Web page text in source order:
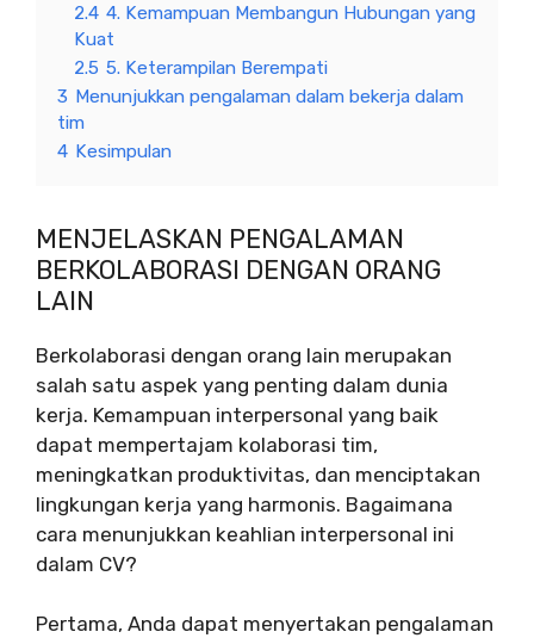
2.4 4. Kemampuan Membangun Hubungan yang
Kuat
2.5 5. Keterampilan Berempati
3 Menunjukkan pengalaman dalam bekerja dalam
tim
4 Kesimpulan
MENJELASKAN PENGALAMAN
BERKOLABORASI DENGAN ORANG
LAIN
Berkolaborasi dengan orang lain merupakan
salah satu aspek yang penting dalam dunia
kerja. Kemampuan interpersonal yang baik
dapat mempertajam kolaborasi tim,
meningkatkan produktivitas, dan menciptakan
lingkungan kerja yang harmonis. Bagaimana
cara menunjukkan keahlian interpersonal ini
dalam CV?
Pertama, Anda dapat menyertakan pengalaman